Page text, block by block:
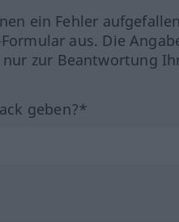
ein Fehler
aus. Die
zur Beantwortung
geben?*